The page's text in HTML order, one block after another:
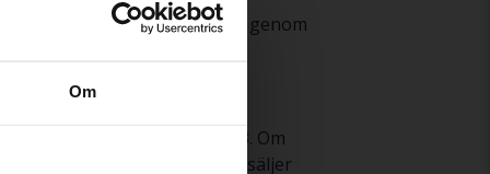
Om
du vill finansiera ditt köp genom
när du säljer din Audi Q3. Om
den åt dig. Därefter säljer